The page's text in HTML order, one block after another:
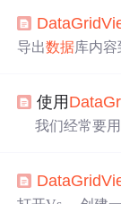
中的某一行
下，新增后把最
导出数据库内容
用。 private void
使用
我们经常要用
维护一张数据表
里面同时有很